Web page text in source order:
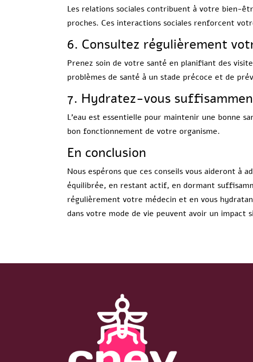
Les relations sociales contribuent à votre bien-
proches. Ces interactions sociales renforcent
6. Consultez régulièrement
Prenez soin de votre santé en planifiant des
problèmes de santé à un stade précoce et de
7. Hydratez-vous
L’eau est essentielle pour maintenir une bonne
bon fonctionnement de votre organisme.
En conclusion
Nous espérons que ces conseils vous aideront à
équilibrée, en restant actif, en dormant
régulièrement votre médecin et en vous
dans votre mode de vie peuvent avoir un